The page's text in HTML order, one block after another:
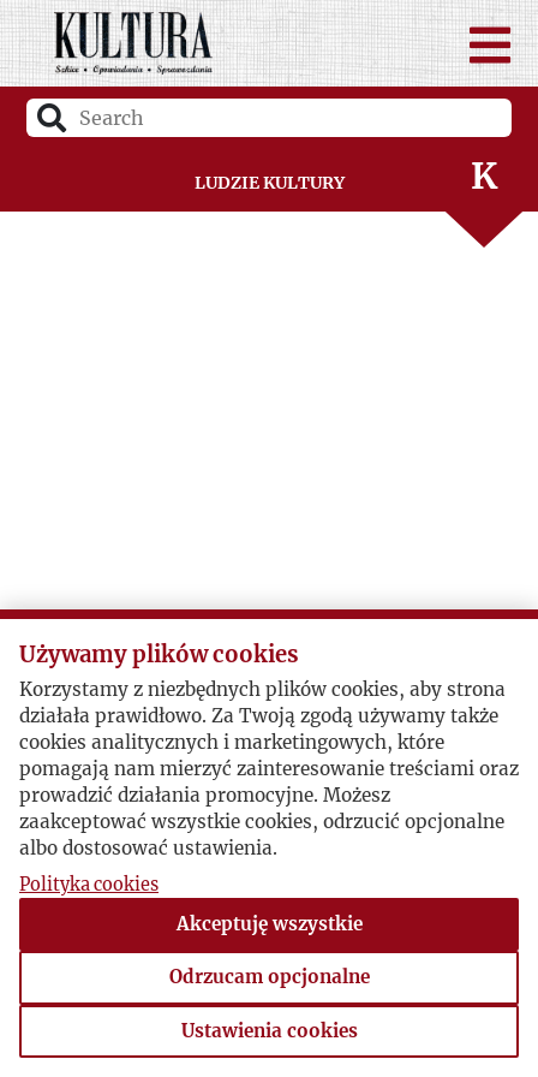
Ludzie Kultury
I
J
K
L
S
Ś
T
U
V
Używamy plików cookies
Korzystamy z niezbędnych plików cookies, aby strona
działała prawidłowo. Za Twoją zgodą używamy także
cookies analitycznych i marketingowych, które
pomagają nam mierzyć zainteresowanie treściami oraz
prowadzić działania promocyjne. Możesz
zaakceptować wszystkie cookies, odrzucić opcjonalne
albo dostosować ustawienia.
Polityka cookies
Akceptuję wszystkie
Odrzucam opcjonalne
Ustawienia cookies
Ustawienia cookies